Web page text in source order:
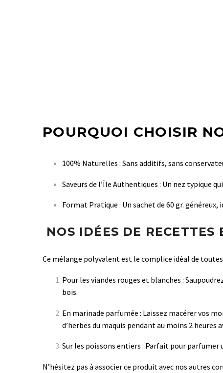
POURQUOI CHOISIR
100% Naturelles : Sans additifs, sans
Saveurs de l’Île Authentiques : Un nez typique
Format Pratique : Un sachet de 60 gr.
NOS IDÉES DE RECETTES
Ce mélange polyvalent est le complice idéal de
Pour les viandes rouges et blanches :
bois.
En marinade parfumée : Laissez macérer vos
d’herbes du maquis pendant au moins 2 heures
Sur les poissons entiers : Parfait pour parfumer
N’hésitez pas à associer ce produit avec nos autres